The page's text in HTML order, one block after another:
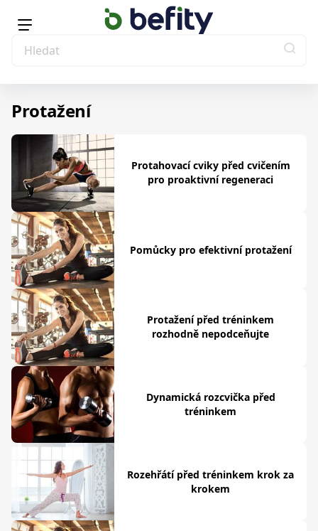
Protažení
Protahovací cviky před cvičením
pro proaktivní regeneraci
Pomůcky pro efektivní protažení
Protažení před tréninkem
rozhodně nepodceňujte
Dynamická rozcvička před
tréninkem
Rozehřátí před tréninkem krok za
krokem